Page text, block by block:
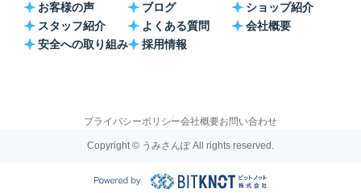
お客様の声 ブログ
ショップ紹介
スタッフ紹介
よくある質問
会社概要
安全への取り組み
採用情報
プライバシーポリシー会社概要お問い合わせ
Copyright © うみさんぽ All rights reserved.